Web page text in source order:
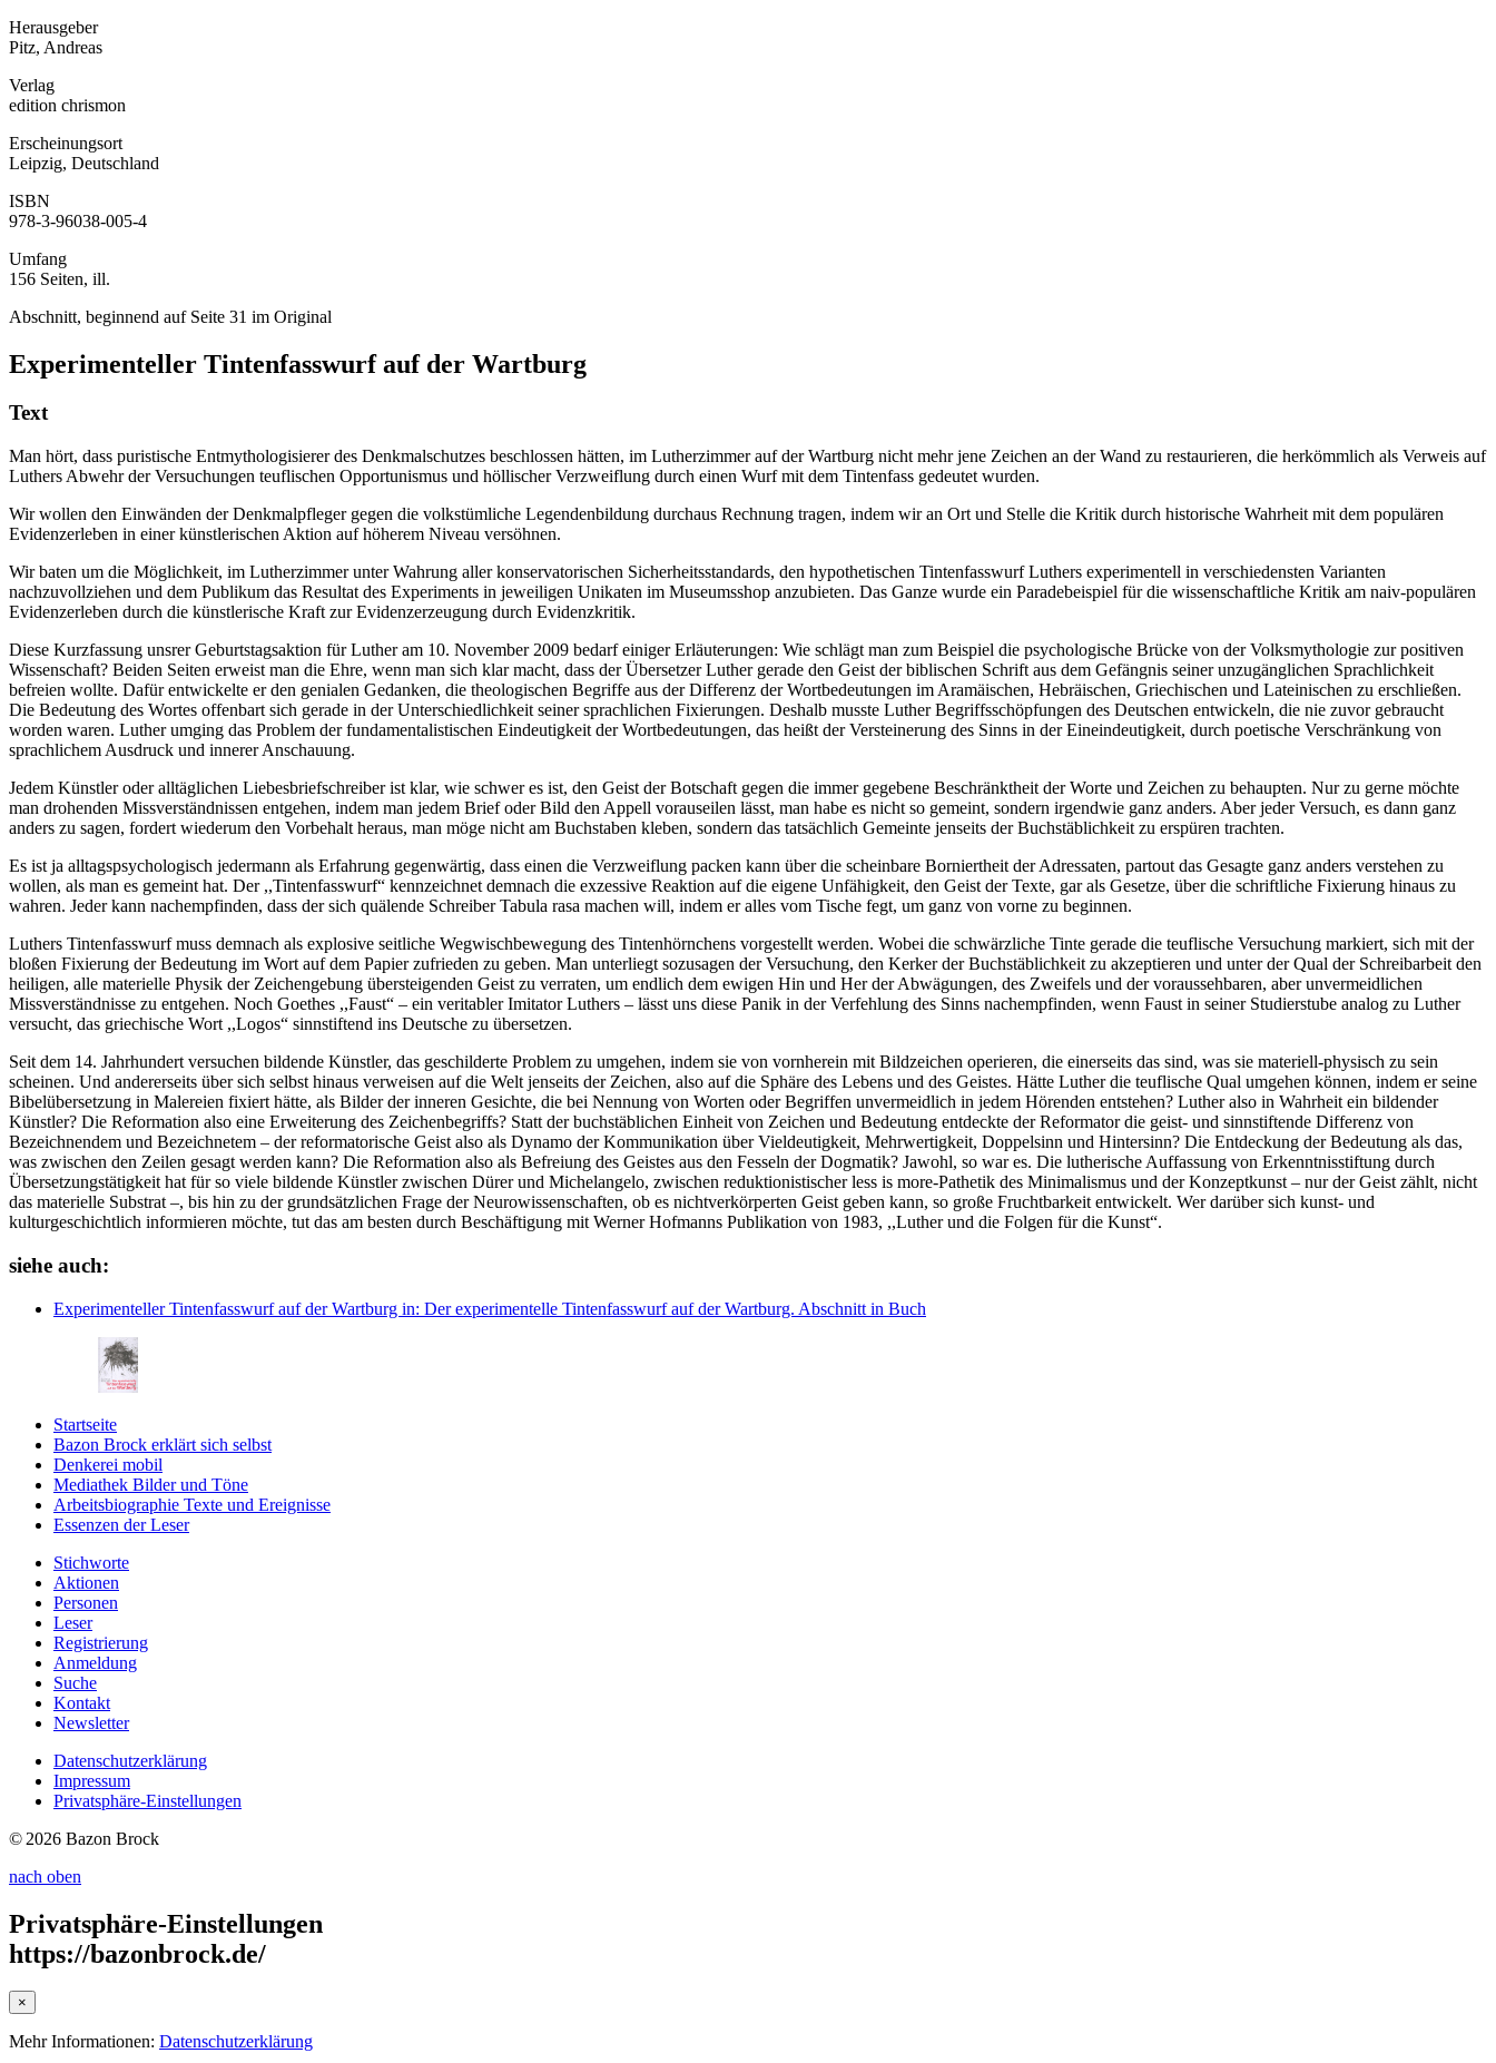
Herausgeber
Pitz, Andreas
Verlag
edition chrismon
Erscheinungsort
Leipzig, Deutschland
ISBN
978-3-96038-005-4
Umfang
156 Seiten, ill.
Abschnitt, beginnend auf Seite 31 im Original
Experimenteller Tintenfasswurf auf der Wartburg
Text
Man hört, dass puristische Entmythologisierer des Denkmalschutzes beschlossen hätten, im Lutherzimmer auf der Wartburg nicht mehr jene Zeichen an der Wand zu restaurieren, die herkömmlich als Verweis auf
Luthers Abwehr der Versuchungen teuflischen Opportunismus und höllischer Verzweiflung durch einen Wurf mit dem Tintenfass gedeutet wurden.
Wir wollen den Einwänden der Denkmalpfleger gegen die volkstümliche Legendenbildung durchaus Rechnung tragen, indem wir an Ort und Stelle die Kritik durch historische Wahrheit mit dem populären
Evidenzerleben in einer künstlerischen Aktion auf höherem Niveau versöhnen.
Wir baten um die Möglichkeit, im Lutherzimmer unter Wahrung aller konservatorischen Sicherheitsstandards, den hypothetischen Tintenfasswurf Luthers experimentell in verschiedensten Varianten
nachzuvollziehen und dem Publikum das Resultat des Experiments in jeweiligen Unikaten im Museumsshop anzubieten. Das Ganze wurde ein Paradebeispiel für die wissenschaftliche Kritik am naiv-populären
Evidenzerleben durch die künstlerische Kraft zur Evidenzerzeugung durch Evidenzkritik.
Diese Kurzfassung unsrer Geburtstagsaktion für Luther am 10. November 2009 bedarf einiger Erläuterungen: Wie schlägt man zum Beispiel die psychologische Brücke von der Volksmythologie zur positiven
Wissenschaft? Beiden Seiten erweist man die Ehre, wenn man sich klar macht, dass der Übersetzer Luther gerade den Geist der biblischen Schrift aus dem Gefängnis seiner unzugänglichen Sprachlichkeit
befreien wollte. Dafür entwickelte er den genialen Gedanken, die theologischen Begriffe aus der Differenz der Wortbedeutungen im Aramäischen, Hebräischen, Griechischen und Lateinischen zu erschließen.
Die Bedeutung des Wortes offenbart sich gerade in der Unterschiedlichkeit seiner sprachlichen Fixierungen. Deshalb musste Luther Begriffsschöpfungen des Deutschen entwickeln, die nie zuvor gebraucht
worden waren. Luther umging das Problem der fundamentalistischen Eindeutigkeit der Wortbedeutungen, das heißt der Versteinerung des Sinns in der Eineindeutigkeit, durch poetische Verschränkung von
sprachlichem Ausdruck und innerer Anschauung.
Jedem Künstler oder alltäglichen Liebesbriefschreiber ist klar, wie schwer es ist, den Geist der Botschaft gegen die immer gegebene Beschränktheit der Worte und Zeichen zu behaupten. Nur zu gerne möchte
man drohenden Missverständnissen entgehen, indem man jedem Brief oder Bild den Appell vorauseilen lässt, man habe es nicht so gemeint, sondern irgendwie ganz anders. Aber jeder Versuch, es dann ganz
anders zu sagen, fordert wiederum den Vorbehalt heraus, man möge nicht am Buchstaben kleben, sondern das tatsächlich Gemeinte jenseits der Buchstäblichkeit zu erspüren trachten.
Es ist ja alltagspsychologisch jedermann als Erfahrung gegenwärtig, dass einen die Verzweiflung packen kann über die scheinbare Borniertheit der Adressaten, partout das Gesagte ganz anders verstehen zu
wollen, als man es gemeint hat. Der ,,Tintenfasswurf“ kennzeichnet demnach die exzessive Reaktion auf die eigene Unfähigkeit, den Geist der Texte, gar als Gesetze, über die schriftliche Fixierung hinaus zu
wahren. Jeder kann nachempfinden, dass der sich quälende Schreiber Tabula rasa machen will, indem er alles vom Tische fegt, um ganz von vorne zu beginnen.
Luthers Tintenfasswurf muss demnach als explosive seitliche Wegwischbewegung des Tintenhörnchens vorgestellt werden. Wobei die schwärzliche Tinte gerade die teuflische Versuchung markiert, sich mit der
bloßen Fixierung der Bedeutung im Wort auf dem Papier zufrieden zu geben. Man unterliegt sozusagen der Versuchung, den Kerker der Buchstäblichkeit zu akzeptieren und unter der Qual der Schreibarbeit den
heiligen, alle materielle Physik der Zeichengebung übersteigenden Geist zu verraten, um endlich dem ewigen Hin und Her der Abwägungen, des Zweifels und der voraussehbaren, aber unvermeidlichen
Missverständnisse zu entgehen. Noch Goethes ,,Faust“ – ein veritabler Imitator Luthers – lässt uns diese Panik in der Verfehlung des Sinns nachempfinden, wenn Faust in seiner Studierstube analog zu Luther
versucht, das griechische Wort ,,Logos“ sinnstiftend ins Deutsche zu übersetzen.
Seit dem 14. Jahrhundert versuchen bildende Künstler, das geschilderte Problem zu umgehen, indem sie von vornherein mit Bildzeichen operieren, die einerseits das sind, was sie materiell-physisch zu sein
scheinen. Und andererseits über sich selbst hinaus verweisen auf die Welt jenseits der Zeichen, also auf die Sphäre des Lebens und des Geistes. Hätte Luther die teuflische Qual umgehen können, indem er seine
Bibelübersetzung in Malereien fixiert hätte, als Bilder der inneren Gesichte, die bei Nennung von Worten oder Begriffen unvermeidlich in jedem Hörenden entstehen? Luther also in Wahrheit ein bildender
Künstler? Die Reformation also eine Erweiterung des Zeichenbegriffs? Statt der buchstäblichen Einheit von Zeichen und Bedeutung entdeckte der Reformator die geist- und sinnstiftende Differenz von
Bezeichnendem und Bezeichnetem – der reformatorische Geist also als Dynamo der Kommunikation über Vieldeutigkeit, Mehrwertigkeit, Doppelsinn und Hintersinn? Die Entdeckung der Bedeutung als das,
was zwischen den Zeilen gesagt werden kann? Die Reformation also als Befreiung des Geistes aus den Fesseln der Dogmatik? Jawohl, so war es. Die lutherische Auffassung von Erkenntnisstiftung durch
Übersetzungstätigkeit hat für so viele bildende Künstler zwischen Dürer und Michelangelo, zwischen reduktionistischer less is more-Pathetik des Minimalismus und der Konzeptkunst – nur der Geist zählt, nicht
das materielle Substrat –, bis hin zu der grundsätzlichen Frage der Neurowissenschaften, ob es nichtverkörperten Geist geben kann, so große Fruchtbarkeit entwickelt. Wer darüber sich kunst- und
kulturgeschichtlich informieren möchte, tut das am besten durch Beschäftigung mit Werner Hofmanns Publikation von 1983, ,,Luther und die Folgen für die Kunst“.
siehe auch:
Experimenteller Tintenfasswurf auf der Wartburg in: Der experimentelle Tintenfasswurf auf der Wartburg. Abschnitt in Buch
Startseite
Bazon Brock erklärt sich selbst
Denkerei mobil
Mediathek Bilder und Töne
Arbeitsbiographie Texte und Ereignisse
Essenzen der Leser
Stichworte
Aktionen
Personen
Leser
Registrierung
Anmeldung
Suche
Kontakt
Newsletter
Datenschutzerklärung
Impressum
Privatsphäre-Einstellungen
© 2026 Bazon Brock
nach oben
Privatsphäre-Einstellungen
https://bazonbrock.de/
×
Mehr Informationen: Datenschutzerklärung